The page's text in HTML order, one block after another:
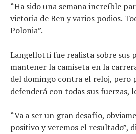
“Ha sido una semana increíble
victoria de Ben y varios podios.
Polonia”.
Langellotti fue realista sobre sus
mantener la camiseta en la
del domingo contra el reloj, pero
defenderá con todas sus fuerzas,
“Va a ser un gran desafío,
positivo y veremos el resultado”,